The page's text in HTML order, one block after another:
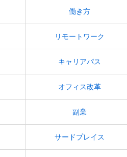
働き方
リモートワーク
キャリアパス
オフィス改革
副業
サードプレイス